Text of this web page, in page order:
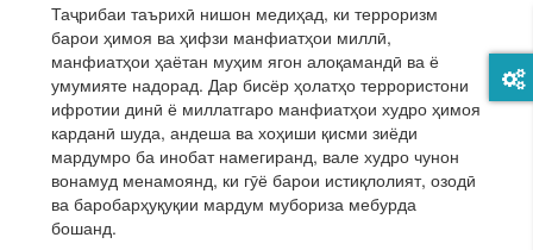
Таҷрибаи таърихӣ нишон медиҳад, ки терроризм
барои ҳимоя ва ҳифзи манфиатҳои миллӣ,
манфиатҳои ҳаётан муҳим ягон алоқамандӣ ва ё
умумияте надорад. Дар бисёр ҳолатҳо террористони
ифротии динӣ ё миллатгаро манфиатҳои худро ҳимоя
карданӣ шуда, андеша ва хоҳиши қисми зиёди
мардумро ба инобат намегиранд, вале худро чунон
вонамуд менамоянд, ки гӯё барои истиқлолият, озодӣ
ва баробарҳуқуқии мардум мубориза мебурда
бошанд.